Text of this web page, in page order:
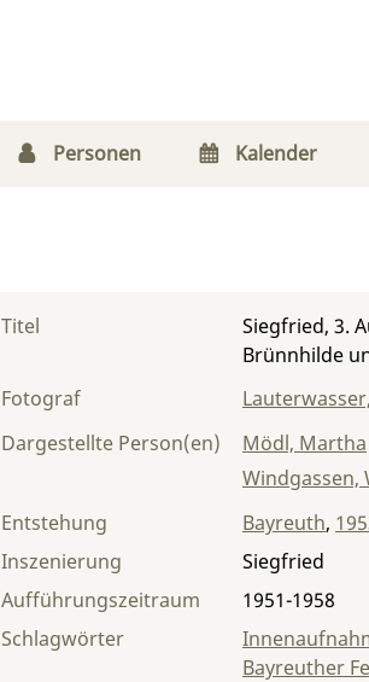
Personen Kalender
Titel
Siegfried, 3.
Brünnhilde
Fotograf
Dargestellte Person(en)
Mödl, Martha
Windgassen,
Entstehung
Bayreuth,
Inszenierung
Siegfried
Aufführungszeitraum
1951-1958
Schlagwörter
Bayreuther